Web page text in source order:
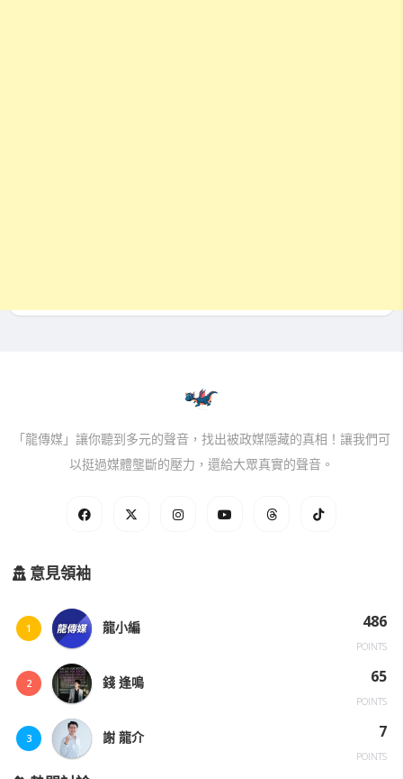
「龍傳媒」讓你聽到多元的聲音，找出被政媒隱藏的真相！讓我們可
以挺過媒體壟斷的壓力，還給大眾真實的聲音。
意見領袖
1 龍小編 486
POINTS
2 錢 逢鳴 65
POINTS
3 謝 龍介 7
POINTS